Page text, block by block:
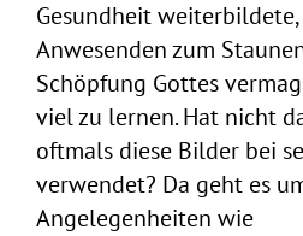
Gesundheit
Anwesenden zum
Schöpfung Gottes
viel zu lernen. Hat nicht
oftmals diese Bilder bei
verwendet? Da geht es
Angelegenheiten wie